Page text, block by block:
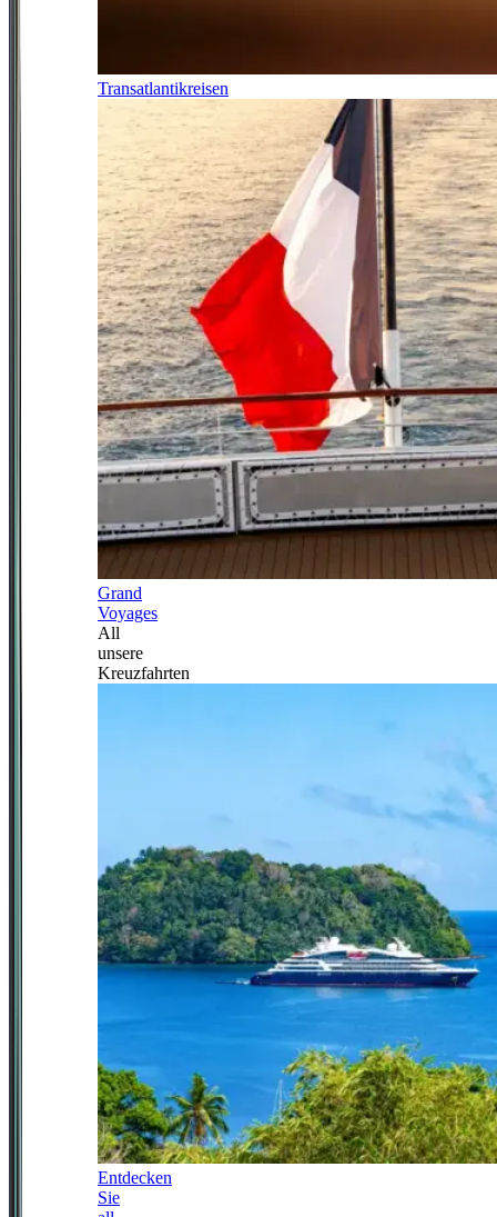
Transatlantikreisen
Grand
Voyages
All
unsere
Kreuzfahrten
Entdecken
Sie